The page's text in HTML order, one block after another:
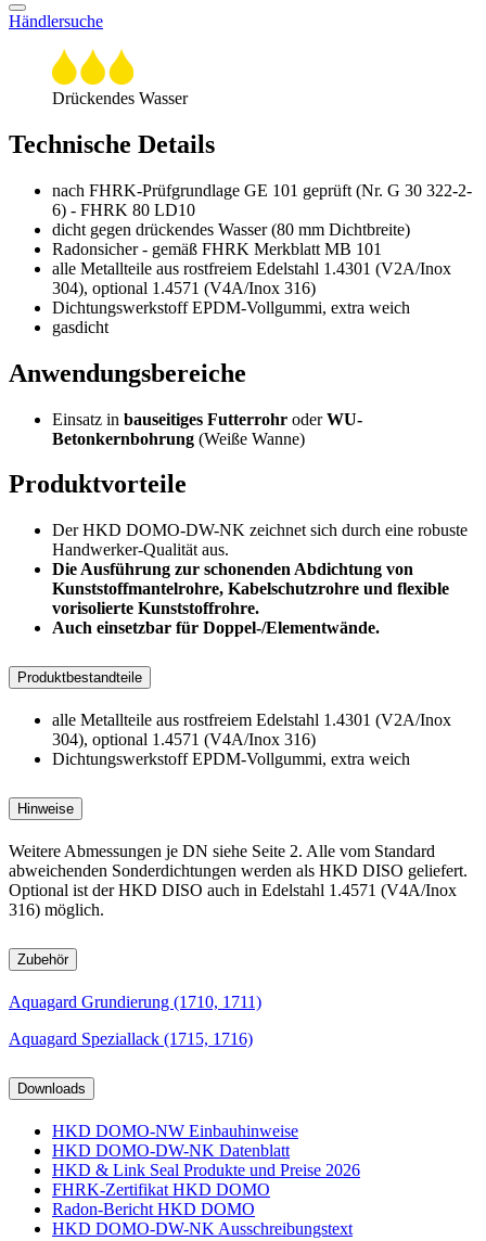
Händlersuche
Drückendes Wasser
Technische Details
nach FHRK-Prüfgrundlage GE 101 geprüft (Nr. G 30 322-2-
6) - FHRK 80 LD10
dicht gegen drückendes Wasser (80 mm Dichtbreite)
Radonsicher - gemäß FHRK Merkblatt MB 101
alle Metallteile aus rostfreiem Edelstahl 1.4301 (V2A/Inox
304), optional 1.4571 (V4A/Inox 316)
Dichtungswerkstoff EPDM-Vollgummi, extra weich
gasdicht
Anwendungsbereiche
Einsatz in bauseitiges Futterrohr oderWU-
Betonkernbohrung (Weiße Wanne)
Produktvorteile
Der HKD DOMO-DW-NK zeichnet sich durch eine robuste
Handwerker-Qualität aus.
Die Ausführung zur schonenden Abdichtung von
Kunststoffmantelrohre, Kabelschutzrohre und flexible
vorisolierte Kunststoffrohre.
Auch einsetzbar für Doppel-/Elementwände.
Produktbestandteile
alle Metallteile aus rostfreiem Edelstahl 1.4301 (V2A/Inox
304), optional 1.4571 (V4A/Inox 316)
Dichtungswerkstoff EPDM-Vollgummi, extra weich
Hinweise
Weitere Abmessungen je DN siehe Seite 2. Alle vom Standard
abweichenden Sonderdichtungen werden als HKD DISO geliefert.
Optional ist der HKD DISO auch in Edelstahl 1.4571 (V4A/Inox
316) möglich.
Zubehör
Aquagard Grundierung (1710, 1711)
Aquagard Speziallack (1715, 1716)
Downloads
HKD DOMO-NW Einbauhinweise
HKD DOMO-DW-NK Datenblatt
HKD & Link Seal Produkte und Preise 2026
FHRK-Zertifikat HKD DOMO
Radon-Bericht HKD DOMO
HKD DOMO-DW-NK Ausschreibungstext